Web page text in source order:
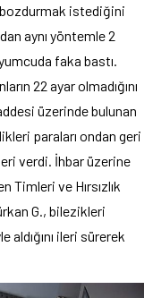
bozdurmak istediğini
aynı yöntemle 2
faka bastı.
22 ayar olmadığını
üzerinde bulunan
paraları ondan geri
verdi. İhbar üzerine
Timleri ve Hırsızlık
G., bilezikleri
aldığını ileri sürerek